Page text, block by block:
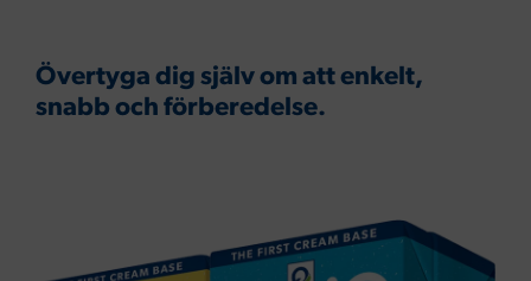
Övertyga dig själv om attenkelt,
snabb och förberedelse.